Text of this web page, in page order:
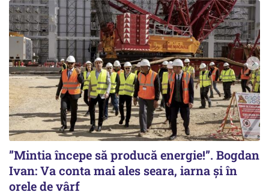
”Mintia începe să producă energie!”. Bogdan
Ivan: Va conta mai ales seara, iarna și în
orele de vârf